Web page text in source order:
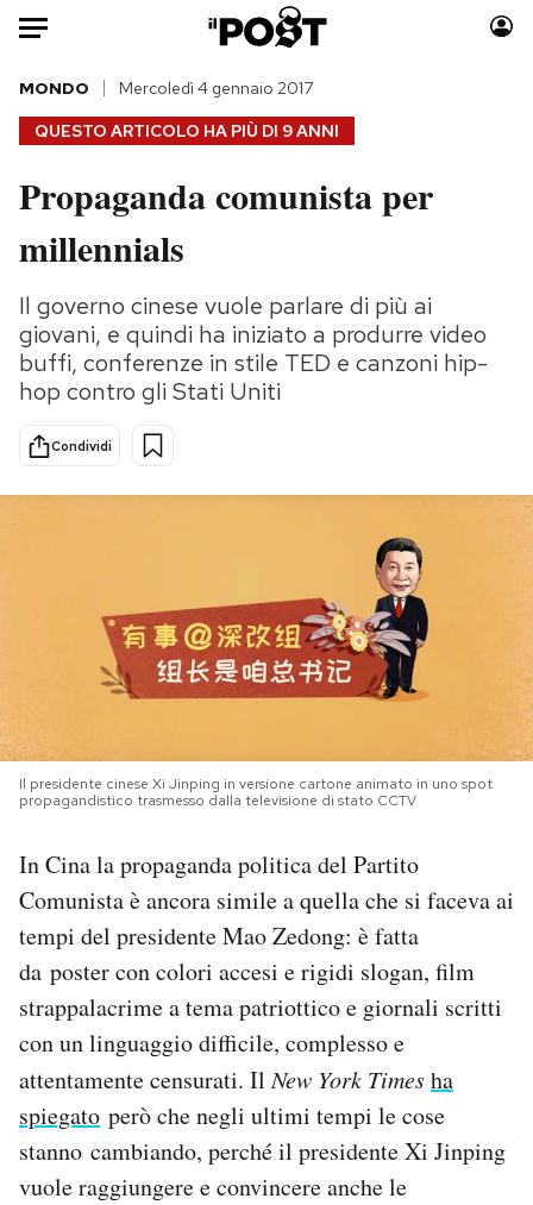
Auto
HOME
Italia
Politica
Tecnologia
Internet
Scienza
Cultura
Economia
Moda
Storie/Idee
Ok Boomer!
Media
NEWSLETTER
SHOP
CALENDARIO
AREA PERSONALE
Area Personale
Newsletter
Notifiche mobile
Regala il Post
Hai bisogno di aiuto?
QUESTO ARTICOLO HA PIÙ DI 9 ANNI
MONDO Mercoledì 4 gennaio 2017
Propaganda comunista per
millennials
Il governo cinese vuole parlare di più ai
giovani, e quindi ha iniziato a produrre video
buffi, conferenze in stile TED e canzoni hip-
hop contro gli Stati Uniti
Condividi
Il presidente cinese Xi Jinping in versione cartone animato in uno spot
propagandistico trasmesso dalla televisione di stato CCTV
In Cina la propaganda politica del Partito
Comunista è ancora simile a quella che si faceva ai
tempi del presidente Mao Zedong: è fatta
da poster con colori accesi e rigidi slogan, film
strappalacrime a tema patriottico e giornali scritti
con un linguaggio difficile, complesso e
attentamente censurati. IlNew York Timesha
spiegato però che negli ultimi tempi le cose
stanno cambiando, perché il presidente Xi Jinping
vuole raggiungere e convincere anche le